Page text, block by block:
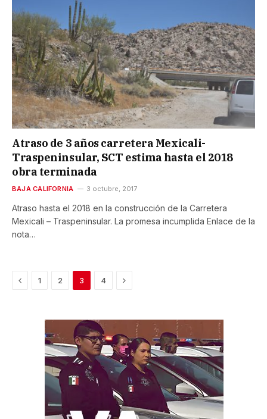
Atraso de 3 años carretera Mexicali-
Traspeninsular, SCT estima hasta el 2018
obra terminada
BAJA CALIFORNIA 3 octubre, 2017
Atraso hasta el 2018 en la construcción de la Carretera
Mexicali – Traspeninsular. La promesa incumplida Enlace de la
nota…
Previous
1 2 3 4 Next